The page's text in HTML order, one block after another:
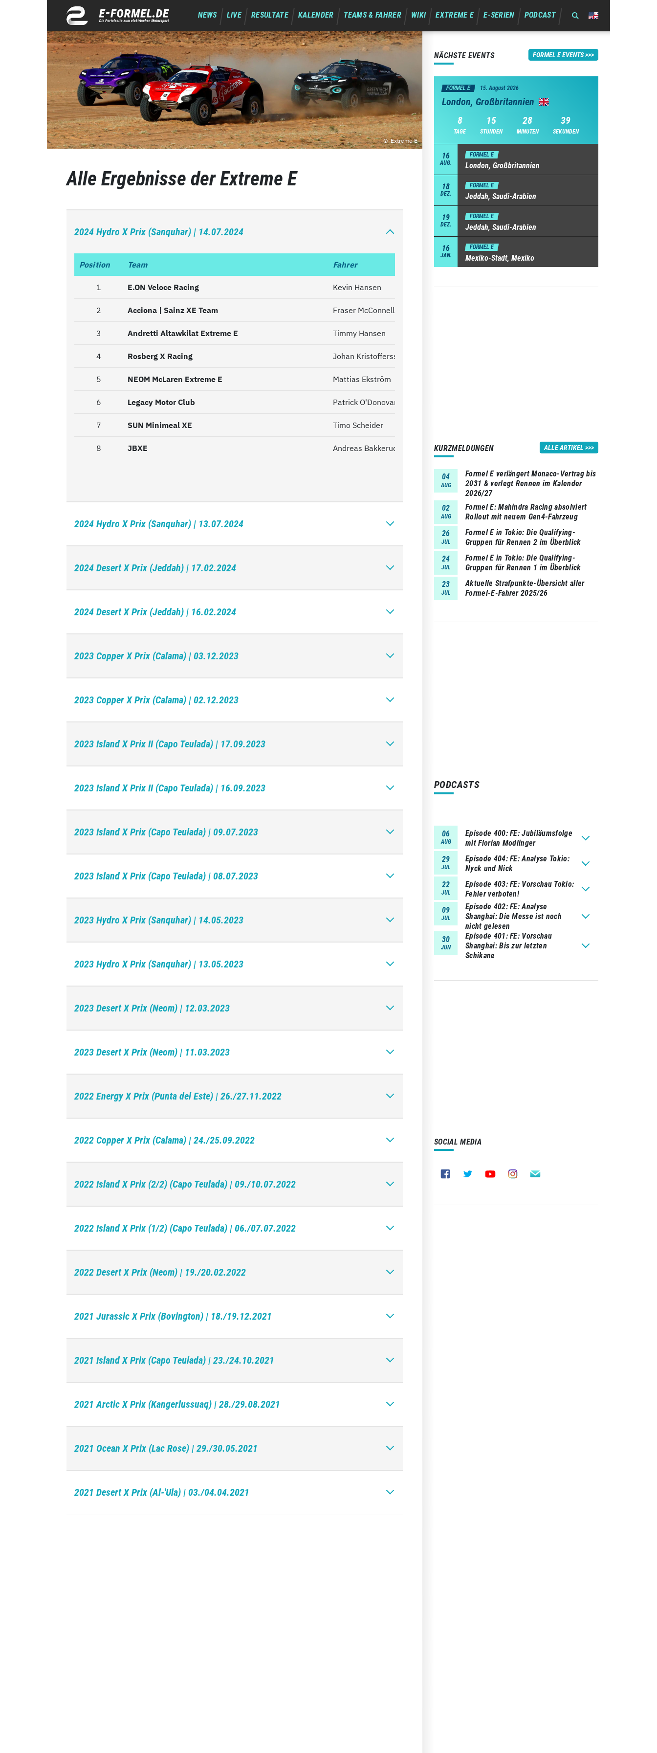
NEWS LIVE RESULTATE KALENDER TEAMS & FAHRER WIKI EXTREME E E-SERIEN PODCAST
Extreme E
Alle Ergebnisse der Extreme E
2024 Hydro X Prix (Sanquhar) | 14.07.2024
Position Team Fahrer
1 E.ON Veloce Racing Kevin Hansen Molly Taylor
2 Acciona | Sainz XE Team Fraser McConnell
3 Andretti Altawkilat Extreme E Timmy Hansen
4 Rosberg X Racing Johan Kristoffersson
5 NEOM McLaren Extreme E Mattias Ekström
6 Legacy Motor Club Patrick O'Donovan
7 SUN Minimeal XE Timo Scheider
8 JBXE Andreas Bakkerud Amanda Sorensen
Position
1
2
3
4
5
6
7
8
2024 Hydro X Prix (Sanquhar) | 13.07.2024
2024 Desert X Prix (Jeddah) | 17.02.2024
2024 Desert X Prix (Jeddah) | 16.02.2024
2023 Copper X Prix (Calama) | 03.12.2023
2023 Copper X Prix (Calama) | 02.12.2023
2023 Island X Prix II (Capo Teulada) | 17.09.2023
2023 Island X Prix II (Capo Teulada) | 16.09.2023
2023 Island X Prix (Capo Teulada) | 09.07.2023
2023 Island X Prix (Capo Teulada) | 08.07.2023
2023 Hydro X Prix (Sanquhar) | 14.05.2023
2023 Hydro X Prix (Sanquhar) | 13.05.2023
2023 Desert X Prix (Neom) | 12.03.2023
2023 Desert X Prix (Neom) | 11.03.2023
2022 Energy X Prix (Punta del Este) | 26./27.11.2022
2022 Copper X Prix (Calama) | 24./25.09.2022
2022 Island X Prix (2/2) (Capo Teulada) | 09./10.07.2022
2022 Island X Prix (1/2) (Capo Teulada) | 06./07.07.2022
2022 Desert X Prix (Neom) | 19./20.02.2022
2021 Jurassic X Prix (Bovington) | 18./19.12.2021
2021 Island X Prix (Capo Teulada) | 23./24.10.2021
2021 Arctic X Prix (Kangerlussuaq) | 28./29.08.2021
2021 Ocean X Prix (Lac Rose) | 29./30.05.2021
2021 Desert X Prix (Al-'Ula) | 03./04.04.2021
NÄCHSTE EVENTS FORMEL E EVENTS
FORMEL E 15. August 2026
London, Großbritannien
8
TAGE
15
STUNDEN
28
MINUTEN
38
SEKUNDEN
16
AUG.
FORMEL E
London, Großbritannien
18
DEZ.
FORMEL E
Jeddah, Saudi-Arabien
19
DEZ.
FORMEL E
Jeddah, Saudi-Arabien
16
JAN.
FORMEL E
Mexiko-Stadt, Mexiko
KURZMELDUNGEN ALLE ARTIKEL
04
AUG
Formel E verlängert Monaco-Vertrag bis
2031 & verlegt Rennen im Kalender
2026/27
02
AUG
Formel E: Mahindra Racing absolviert
Rollout mit neuem Gen4-Fahrzeug
26
JUL
Formel E in Tokio: Die Qualifying-
Gruppen für Rennen 2 im Überblick
24
JUL
Formel E in Tokio: Die Qualifying-
Gruppen für Rennen 1 im Überblick
23
JUL
Aktuelle Strafpunkte-Übersicht aller
Formel-E-Fahrer 2025/26
PODCASTS
06
AUG
Episode 400 FE: Jubiläumsfolge
mit Florian Modlinger
29
JUL
Episode 404 FE: Analyse Tokio:
Nyck und Nick
22
JUL
Episode 403 FE: Vorschau Tokio:
Fehler verboten!
09
JUL
Episode 402 FE: Analyse
Shanghai: Die Messe ist noch
nicht gelesen
30
JUN
Episode 401 FE: Vorschau
Shanghai: Bis zur letzten
Schikane
SOCIAL MEDIA